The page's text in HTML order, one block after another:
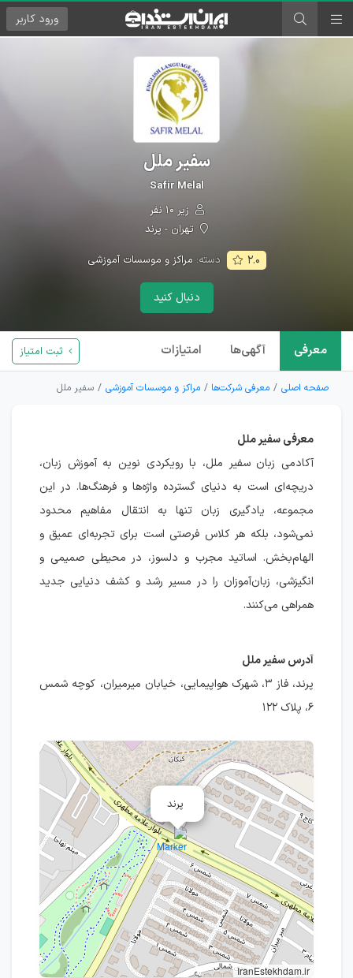
ورود کاربر
سفیر ملل
Safir Melal
زیر ۱۰ نفر
تهران - پرند
۲.۰ دسته:مراکز و موسسات آموزشی
دنبال کنید
معرفی آگهی‌ها امتیازات ثبت امتیاز
صفحه اصلی معرفی شرکت‌ها مراکز و موسسات آموزشی سفیر ملل
معرفی سفیر ملل
آکادمی زبان سفیر ملل، با رویکردی نوین به آموزش زبان،
دریچه‌ای است به دنیای گسترده واژه‌ها و فرهنگ‌ها. در این
مجموعه، یادگیری زبان تنها به انتقال مفاهیم محدود
نمی‌شود، بلکه هر کلاس فرصتی است برای تجربه‌ای عمیق و
الهام‌بخش. اساتید مجرب و دلسوز، در محیطی صمیمی و
انگیزشی، زبان‌آموزان را در مسیر رشد و کشف دنیایی جدید
همراهی می‌کنند.
آدرس سفیر ملل
پرند، فاز ۳، شهرک هواپیمایی، خیابان میرمیران، کوچه شمس
۶، پلاک ۱۲۲
پرند
IranEstekhdam.ir